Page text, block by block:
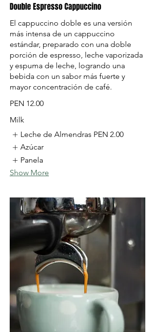
Double Espresso Cappuccino
El cappuccino doble es una versión
más intensa de un cappuccino
estándar, preparado con una doble
porción de espresso, leche vaporizada
y espuma de leche, logrando una
bebida con un sabor más fuerte y
mayor concentración de café.
PEN 12.00
Milk
Leche de Almendras PEN 2.00
Azúcar
Panela
Show More